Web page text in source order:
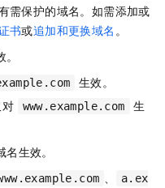
需保护的域名。如需添加或
书或追加和更换域名 。
生效。
www.example.com
生
生效。
、
a.ex